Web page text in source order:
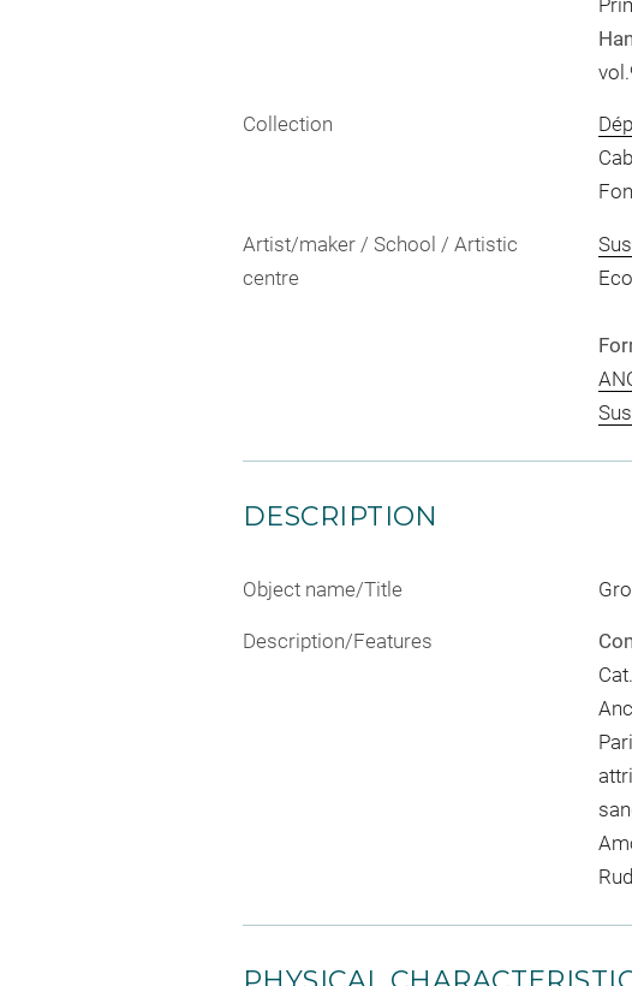
Collection
Artist/maker / School / Artistic
centre
DESCRIPTION
Object name/Title
Description/Features